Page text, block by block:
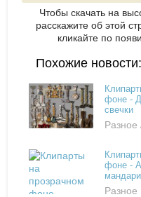
Чтобы скачать на
расскажите об этой
кликайте по
Похожие новости:
фоне -
свечки
фоне -
Разное